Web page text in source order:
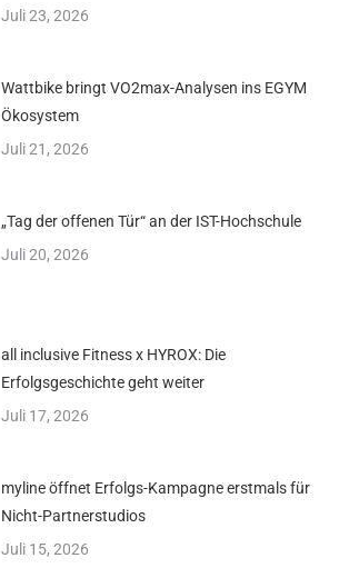
Juli 23, 2026
Wattbike bringt VO2max-Analysen ins EGYM
Ökosystem
Juli 21, 2026
„Tag der offenen Tür“ an der IST-Hochschule
Juli 20, 2026
all inclusive Fitness x HYROX: Die
Erfolgsgeschichte geht weiter
Juli 17, 2026
myline öffnet Erfolgs-Kampagne erstmals für
Nicht-Partnerstudios
Juli 15, 2026